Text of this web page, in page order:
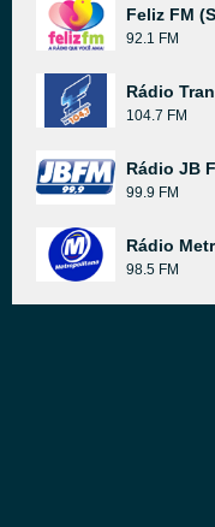
Feliz FM
92.1 FM
Rádio
104.7 FM
Rádio JB
99.9 FM
Rádio
98.5 FM